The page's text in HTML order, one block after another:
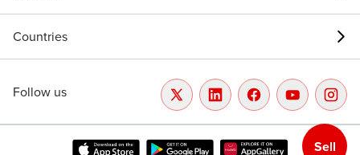
Sell
Countries
Follow us